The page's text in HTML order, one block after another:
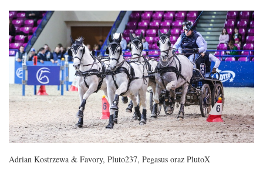
Adrian Kostrzewa & Favory, Pluto237, Pegasus oraz PlutoX